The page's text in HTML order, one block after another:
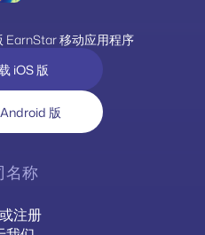
EarnStar 移动应用程序
iOS 版
版
名称
注册